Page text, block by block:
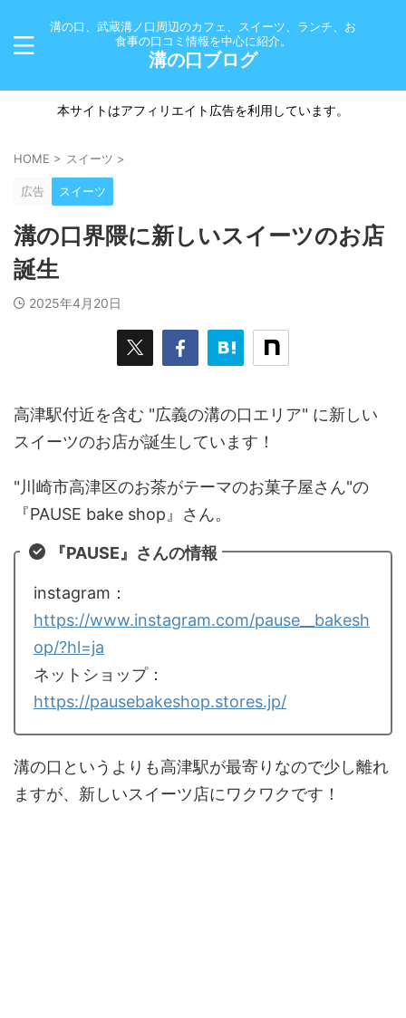
溝の口、武蔵溝ノ口周辺のカフェ、スイーツ、ランチ、お
食事の口コミ情報を中心に紹介。
溝の口ブログ
本サイトはアフィリエイト広告を利用しています。
HOME > スイーツ >
広告 スイーツ
溝の口界隈に新しいスイーツのお店
誕生
2025年4月20日
高津駅付近を含む "広義の溝の口エリア" に新しい
スイーツのお店が誕生しています！
"川崎市高津区のお茶がテーマのお菓子屋さん"の
『PAUSE bake shop』さん。
『PAUSE』さんの情報
instagram：
https://www.instagram.com/pause__bakesh
op/?hl=ja
ネットショップ：
https://pausebakeshop.stores.jp/
溝の口というよりも高津駅が最寄りなので少し離れ
ますが、新しいスイーツ店にワクワクです！